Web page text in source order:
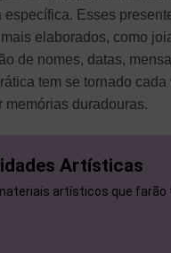
Esses
elaborados, como
de nomes, datas,
tem se tornado
memórias duradouras.
Artísticas
artísticos que